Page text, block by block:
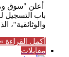
أعلن "سوق
باب التسجيل
والوثائقية"،
أكمل القراءة »
مقابلات